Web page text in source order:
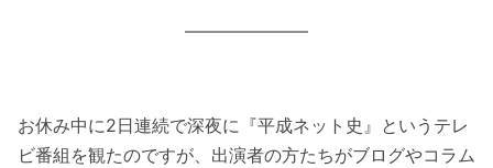
———————
お休み中に2日連続で深夜に『平成ネット史』というテレ
ビ番組を観たのですが、出演者の方たちがブログやコラム